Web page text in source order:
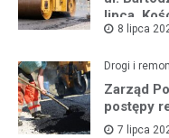
lipca,
lipca8 lipca
Drogi i
Zarząd
postępy
7 lipca